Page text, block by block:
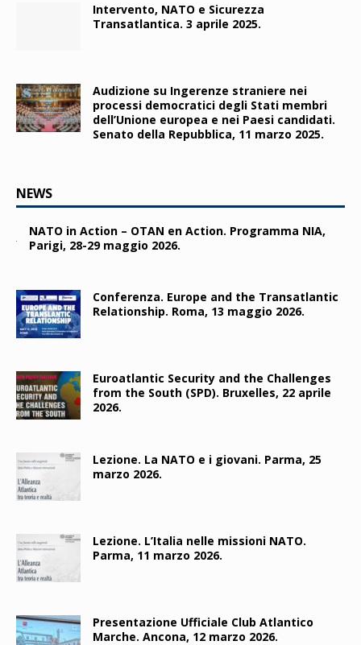
Intervento, NATO e Sicurezza
Transatlantica. 3 aprile 2025.
Audizione su Ingerenze straniere nei
processi democratici degli Stati membri
dell’Unione europea e nei Paesi candidati.
Senato della Repubblica, 11 marzo 2025.
NEWS
NATO in Action – OTAN en Action. Programma NIA,
Parigi, 28-29 maggio 2026.
Conferenza. Europe and the Transatlantic
Relationship. Roma, 13 maggio 2026.
Euroatlantic Security and the Challenges
from the South (SPD). Bruxelles, 22 aprile
2026.
Lezione. La NATO e i giovani. Parma, 25
marzo 2026.
Lezione. L’Italia nelle missioni NATO.
Parma, 11 marzo 2026.
Presentazione Ufficiale Club Atlantico
Marche. Ancona, 12 marzo 2026.